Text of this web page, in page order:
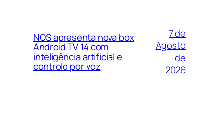
NOS apresenta nova box
Android TV 14 com
inteligência artificial e
controlo por voz
7 de
Agosto
de
2026